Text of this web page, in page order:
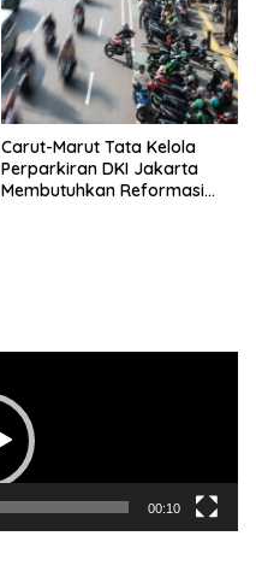
Carut-Marut Tata Kelola
Perparkiran DKI Jakarta
Membutuhkan Reformasi
00:10